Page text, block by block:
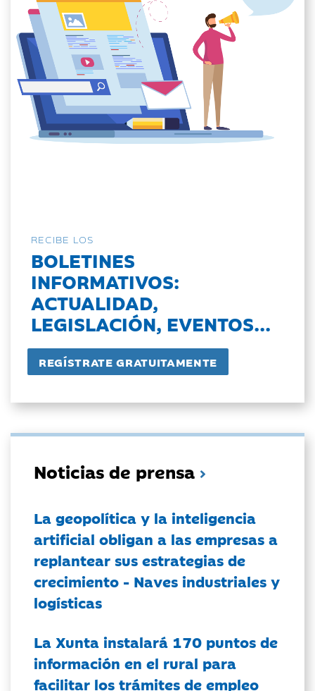
RECIBE LOS
BOLETINES
INFORMATIVOS:
ACTUALIDAD,
LEGISLACIÓN, EVENTOS...
Noticias de prensa
La geopolítica y la inteligencia
artificial obligan a las empresas a
replantear sus estrategias de
crecimiento - Naves industriales y
logísticas
La Xunta instalará 170 puntos de
información en el rural para
facilitar los trámites de empleo